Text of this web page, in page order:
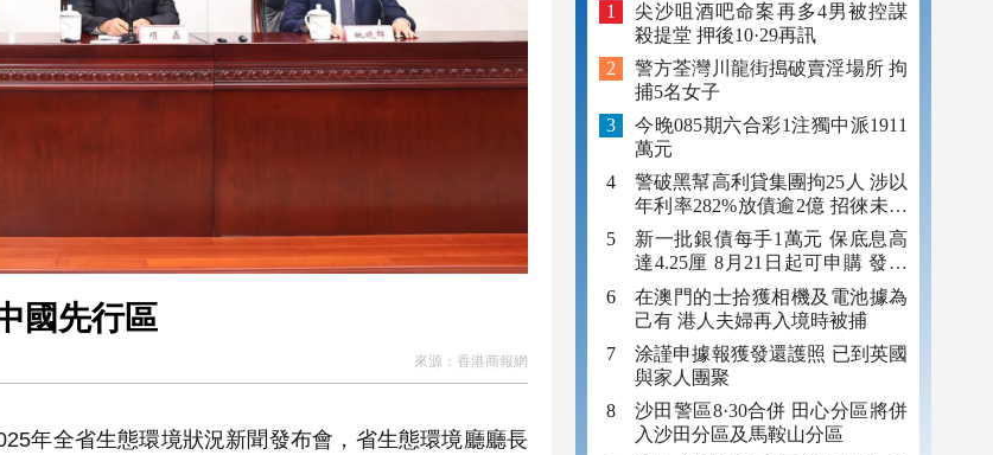
國先行區
來源： 香港商報網
年全省生態環境狀況新聞發布會，省生態環境廳廳長
尖沙咀酒吧命案再多4男被控謀
殺提堂 押後10·29再訊
警方荃灣川龍街搗破賣淫場所 拘
捕5名女子
今晚085期六合彩1注獨中派1911
萬元
警破黑幫高利貸集團拘25人 涉以
年利率282%放債逾2億 招徠未成
年追數
新一批銀債每手1萬元 保底息高
達4.25厘 8月21日起可申購 發行
金額最多550億
在澳門的士拾獲相機及電池據為
己有 港人夫婦再入境時被捕
涂謹申據報獲發還護照 已到英國
與家人團聚
沙田警區8·30合併 田心分區將併
入沙田分區及馬鞍山分區